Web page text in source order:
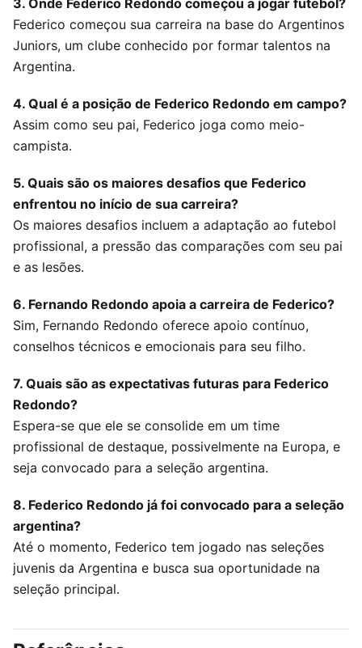
Federico começou sua carreira na base do Argentinos
Juniors, um clube conhecido por formar talentos na
Argentina.
4. Qual é a posição de Federico Redondo em campo?
Assim como seu pai, Federico joga como meio-
campista.
5. Quais são os maiores desafios que Federico
enfrentou no início de sua carreira?
Os maiores desafios incluem a adaptação ao futebol
profissional, a pressão das comparações com seu pai
e as lesões.
6. Fernando Redondo apoia a carreira de Federico?
Sim, Fernando Redondo oferece apoio contínuo,
conselhos técnicos e emocionais para seu filho.
7. Quais são as expectativas futuras para Federico
Redondo?
Espera-se que ele se consolide em um time
profissional de destaque, possivelmente na Europa, e
seja convocado para a seleção argentina.
8. Federico Redondo já foi convocado para a seleção
argentina?
Até o momento, Federico tem jogado nas seleções
juvenis da Argentina e busca sua oportunidade na
seleção principal.